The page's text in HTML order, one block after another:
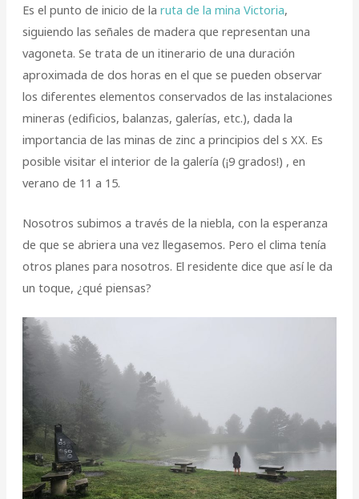
Es el punto de inicio de la ruta de la mina Victoria,
siguiendo las señales de madera que representan una
vagoneta. Se trata de un itinerario de una duración
aproximada de dos horas en el que se pueden observar
los diferentes elementos conservados de las instalaciones
mineras (edificios, balanzas, galerías, etc.), dada la
importancia de las minas de zinc a principios del s XX. Es
posible visitar el interior de la galería (¡9 grados!) , en
verano de 11 a 15.
Nosotros subimos a través de la niebla, con la esperanza
de que se abriera una vez llegasemos. Pero el clima tenía
otros planes para nosotros. El residente dice que así le da
un toque, ¿qué piensas?